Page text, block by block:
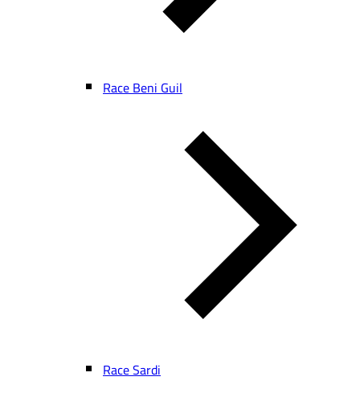
Race Beni Guil
Race Sardi